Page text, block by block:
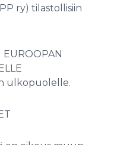
ry) tilastollisiin
EUROOPAN
ulkopuolelle.